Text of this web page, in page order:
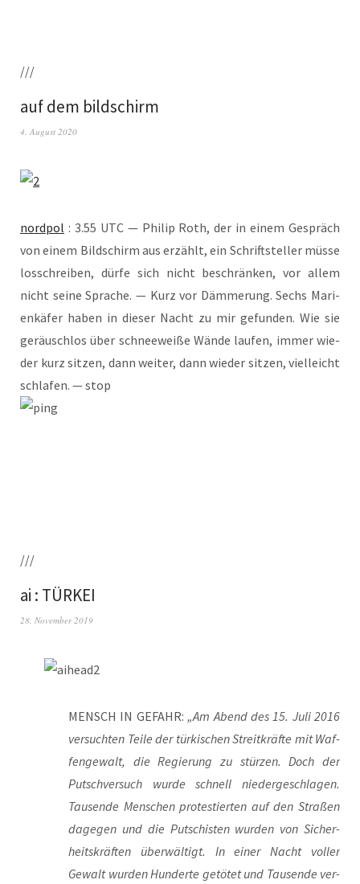
///
auf dem bildschirm
4. August 2020
nord­pol : 3.55 UTC — Phil­ip Roth, der in einem Gespräch
von einem Bild­schirm aus erzählt, ein Schrift­stel­ler müs­se
los­schrei­ben, dür­fe sich nicht beschrän­ken, vor allem
nicht sei­ne Spra­che. — Kurz vor Däm­me­rung. Sechs Mari­
en­kä­fer haben in die­ser Nacht zu mir gefun­den. Wie sie
geräusch­los über schnee­wei­ße Wän­de lau­fen, immer wie­
der kurz sit­zen, dann wei­ter, dann wie­der sit­zen, viel­leicht
schla­fen. — stop
///
ai : TÜRKEI
28. November 2019
MENSCH IN GEFAHR:„Am Abend des 15. Juli 2016
ver­such­ten Tei­le der tür­ki­schen Streit­kräf­te mit Waf­
fen­ge­walt, die Regie­rung zu stür­zen. Doch der
Putsch­ver­such wur­de schnell nie­der­ge­schla­gen.
Tau­sen­de Men­schen pro­tes­tier­ten auf den Stra­ßen
dage­gen und die Put­schis­ten wur­den von Sicher­
heits­kräf­ten über­wäl­tigt. In einer Nacht vol­ler
Gewalt wur­den Hun­der­te getö­tet und Tau­sen­de ver­